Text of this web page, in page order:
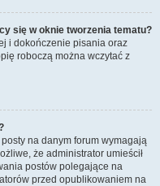
się w oknie tworzenia tematu?
i dokończenie pisania oraz
roboczą można wczytać z
na danym forum wymagają
że administrator umieścił
postów polegające na
przed opublikowaniem na